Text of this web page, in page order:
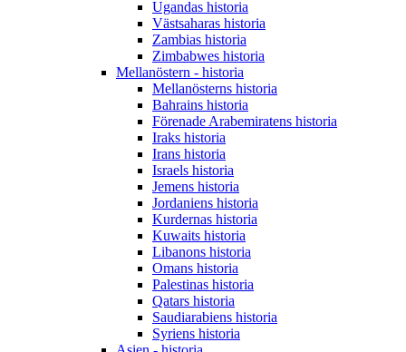
Ugandas historia
Västsaharas historia
Zambias historia
Zimbabwes historia
Mellanöstern - historia
Mellanösterns historia
Bahrains historia
Förenade Arabemiratens historia
Iraks historia
Irans historia
Israels historia
Jemens historia
Jordaniens historia
Kurdernas historia
Kuwaits historia
Libanons historia
Omans historia
Palestinas historia
Qatars historia
Saudiarabiens historia
Syriens historia